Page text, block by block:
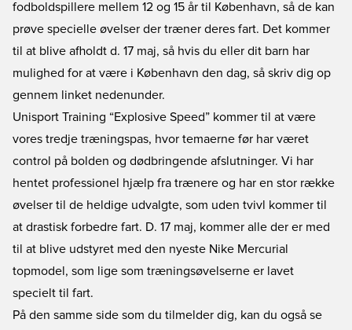
fodboldspillere mellem 12 og 15 år til København, så de kan
prøve specielle øvelser der træner deres fart. Det kommer
til at blive afholdt d. 17 maj, så hvis du eller dit barn har
mulighed for at være i København den dag, så skriv dig op
gennem linket nedenunder.
Unisport Training “Explosive Speed” kommer til at være
vores tredje træningspas, hvor temaerne før har været
control på bolden og dødbringende afslutninger. Vi har
hentet professionel hjælp fra trænere og har en stor række
øvelser til de heldige udvalgte, som uden tvivl kommer til
at drastisk forbedre fart. D. 17 maj, kommer alle der er med
til at blive udstyret med den nyeste Nike Mercurial
topmodel, som lige som træningsøvelserne er lavet
specielt til fart.
På den samme side som du tilmelder dig, kan du også se